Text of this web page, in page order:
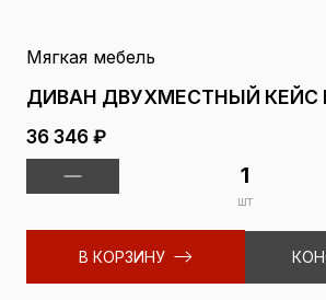
Мягкая мебель
ДИВАН ДВУХМЕСТНЫЙ КЕЙС
36 346 ₽
шт
В КОРЗИНУ